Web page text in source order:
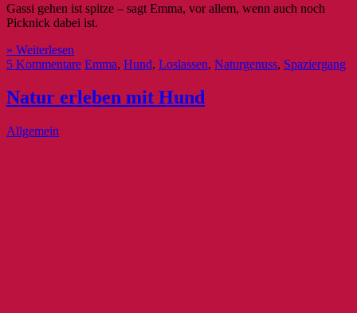
Gassi gehen ist spitze – sagt Emma, vor allem, wenn auch noch
Picknick dabei ist.
» Weiterlesen
5 Kommentare Emma, Hund, Loslassen, Naturgenuss, Spaziergang
Natur erleben mit Hund
Allgemein